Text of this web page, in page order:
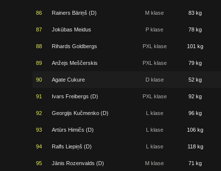
86 Rainers Bāriņš (D) M klase 83 kg
87 Jokūbas Meidus P klase 78 kg
88 Rihards Goldbergs PXL klase 101 kg
89 Anžejs Meščerskis PXL klase 79 kg
90 Agate Cukure D klase 52 kg
91 Ivars Freibergs (D) PXL klase 92 kg
92 Georgijs Kučmenko (D) L klase 96 kg
93 Artūrs Himičs (D) L klase 106 kg
94 Ralfs Liepiņš (D) L klase 118 kg
95 Jānis Rozenvalds (D) M klase 71 kg